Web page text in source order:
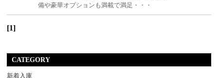
備や豪華オプションも満載で満足・・・
[1]
CATEGORY
新着入庫